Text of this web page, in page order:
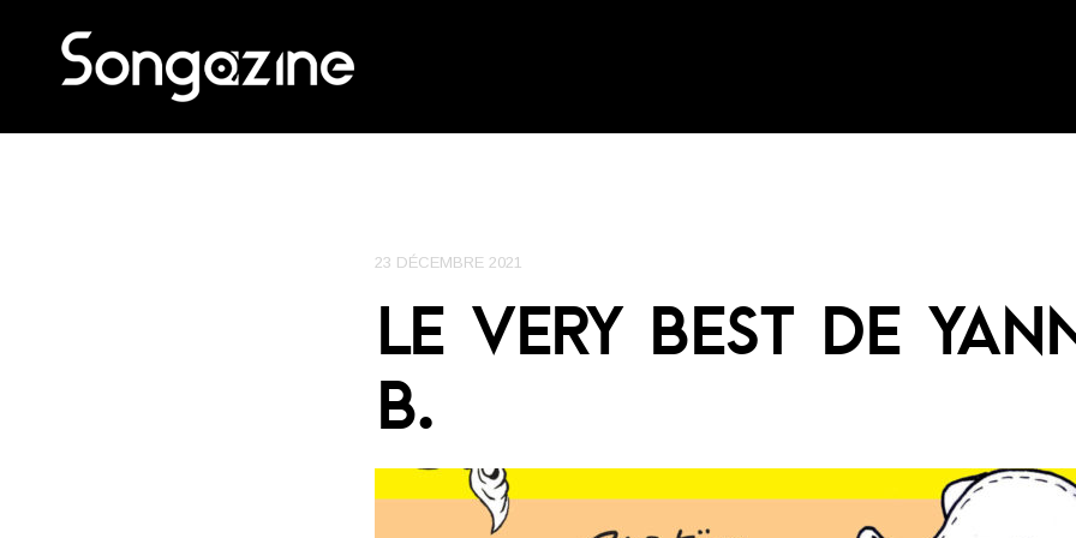
23 DÉCEMBRE 2021
LE VERY BEST DE
B.